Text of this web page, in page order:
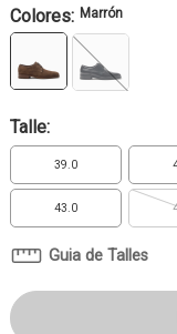
Colores: Marrón
Talle:
39.0
43.0
Guia de Talles